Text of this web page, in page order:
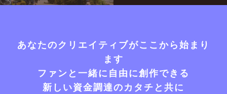
あなたのクリエイティブがここから始まり
ます
ファンと一緒に自由に創作できる
新しい資金調達のカタチと共に